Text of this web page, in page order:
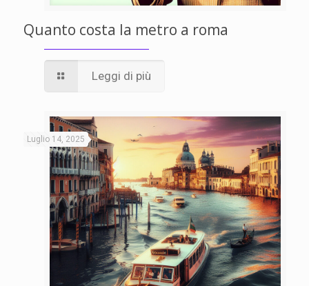
Quanto costa la metro a roma
Leggi di più
Luglio 14, 2025